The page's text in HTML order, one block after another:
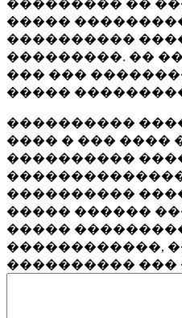
��������� ��
�����
����������
���������. ��
��� ���
�����
����������
���� � ��� ����
����������
����������
����� ������
�����
������������,
���������� ���